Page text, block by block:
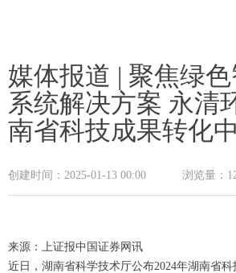
媒体报道 | 聚焦绿
系统解决方案 永清
南省科技成果转化
来源：上证报中国证券网讯
近日，湖南省科学技术厅公布2024年湖南省
创建时间： 2025-01-13 00:00 浏览量：